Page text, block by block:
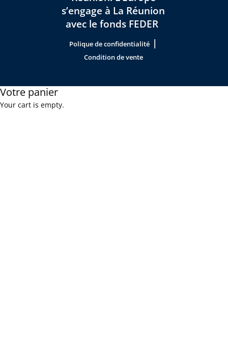
s’engage à La Réunion
avec le fonds FEDER
Polique de confidentialité |
Condition de vente
Votre panier
Your cart is empty.